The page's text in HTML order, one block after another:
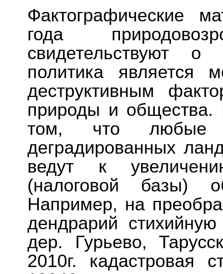
Фактографические
года
свидетельствуют
политика является
деструктивным
природы и общества.
том, что любые
деградированных
ведут к
(налоговой базы)
Например, на
дендрарий
дер. Гурьево,
2010г. кадастровая